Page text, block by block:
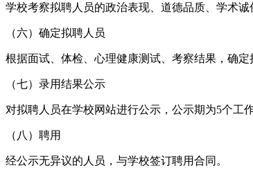
学校考察拟聘人员的政治表现、道德品质、学术
（六）确定拟聘人员
根据面试、体检、心理健康测试、考察结果，确
（七）录用结果公示
对拟聘人员在学校网站进行公示，公示期为5个工作
（八）聘用
经公示无异议的人员，与学校签订聘用合同。